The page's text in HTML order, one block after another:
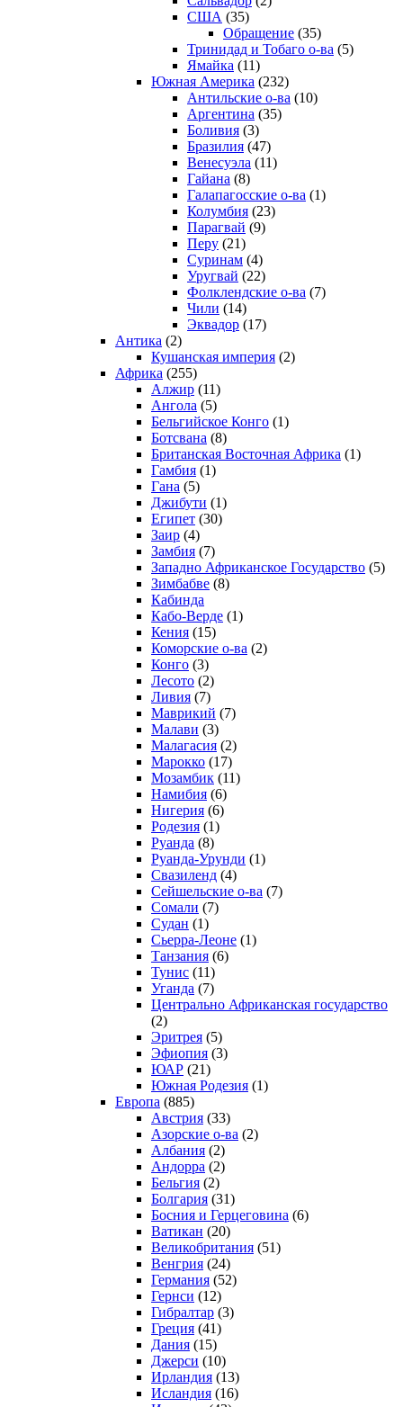
США (35)
Обращение (35)
Тринидад и Тобаго о-ва (5)
Ямайка (11)
Южная Америка (232)
Антильские о-ва (10)
Аргентина (35)
Боливия (3)
Бразилия (47)
Венесуэла (11)
Гайана (8)
Галапагосские о-ва (1)
Колумбия (23)
Парагвай (9)
Перу (21)
Суринам (4)
Уругвай (22)
Фолклендские о-ва (7)
Чили (14)
Эквадор (17)
Антика (2)
Кушанская империя (2)
Африка (255)
Алжир (11)
Ангола (5)
Бельгийское Конго (1)
Ботсвана (8)
Британская Восточная Африка (1)
Гамбия (1)
Гана (5)
Джибути (1)
Египет (30)
Заир (4)
Замбия (7)
Западно Африканское Государство (5)
Зимбабве (8)
Кабинда
Кабо-Верде (1)
Кения (15)
Коморские о-ва (2)
Конго (3)
Лесото (2)
Ливия (7)
Маврикий (7)
Малави (3)
Малагасия (2)
Марокко (17)
Мозамбик (11)
Намибия (6)
Нигерия (6)
Родезия (1)
Руанда (8)
Руанда-Урунди (1)
Свазиленд (4)
Сейшельские о-ва (7)
Сомали (7)
Судан (1)
Сьерра-Леоне (1)
Танзания (6)
Тунис (11)
Уганда (7)
Центрально Африканская государство
(2)
Эритрея (5)
Эфиопия (3)
ЮАР (21)
Южная Родезия (1)
Европа (885)
Австрия (33)
Азорские о-ва (2)
Албания (2)
Андорра (2)
Бельгия (2)
Болгария (31)
Босния и Герцеговина (6)
Ватикан (20)
Великобритания (51)
Венгрия (24)
Германия (52)
Гернси (12)
Гибралтар (3)
Греция (41)
Дания (15)
Джерси (10)
Ирландия (13)
Исландия (16)